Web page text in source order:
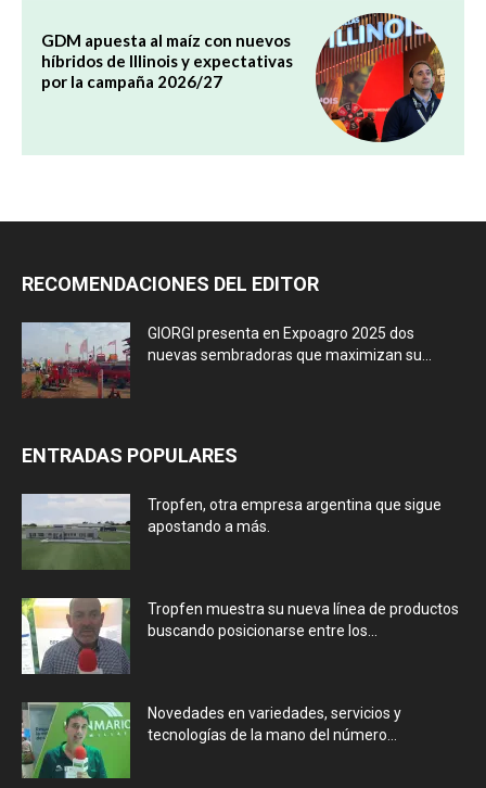
GDM apuesta al maíz con nuevos
híbridos de Illinois y expectativas
por la campaña 2026/27
RECOMENDACIONES DEL EDITOR
GIORGI presenta en Expoagro 2025 dos
nuevas sembradoras que maximizan su...
ENTRADAS POPULARES
Tropfen, otra empresa argentina que sigue
apostando a más.
Tropfen muestra su nueva línea de productos
buscando posicionarse entre los...
Novedades en variedades, servicios y
tecnologías de la mano del número...